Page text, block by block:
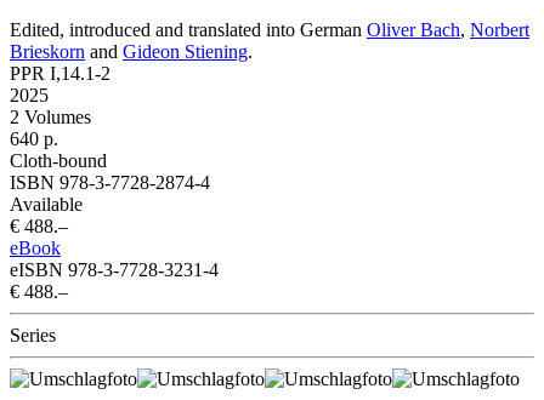
Edited, introduced and translated into German Oliver Bach, Norbert
Brieskorn and Gideon Stiening.
PPR I,14.1-2
2025
2 Volumes
640 p.
Cloth-bound
ISBN 978-3-7728-2874-4
Available
€ 488.–
eBook
eISBN 978-3-7728-3231-4
€ 488.–
Series